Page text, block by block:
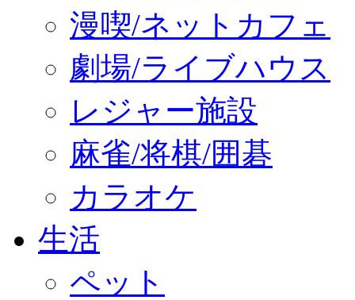
漫喫/ネットカフェ
劇場/ライブハウス
レジャー施設
麻雀/将棋/囲碁
カラオケ
生活
ペット